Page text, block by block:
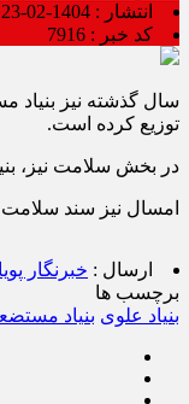
انتشار : 1404-02-23 - ۱۷:۰۶
کد خبر : 7916
توزیع کرده است.
در بخش سلامت نیز، بنیاد
امسال نیز سند سلامت شهرستان تدوین شده و ۱۷ گام خدمت‌رسانی در چهار محور اصلی شامل
ارسال : خبرنگار پویا
برچسب ها
بنیاد علوی بنیاد